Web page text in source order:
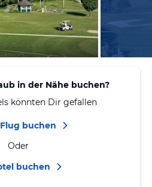
in der Nähe buchen?
könnten Dir gefallen
buchen
Oder
buchen